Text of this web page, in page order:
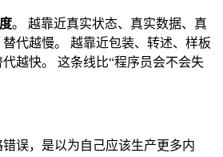
。 越靠近真实状态、真实数据、真
代越慢。 越靠近包装、转述、样板
越快。 这条线比“程序员会不会失
误，是以为自己应该生产更多内